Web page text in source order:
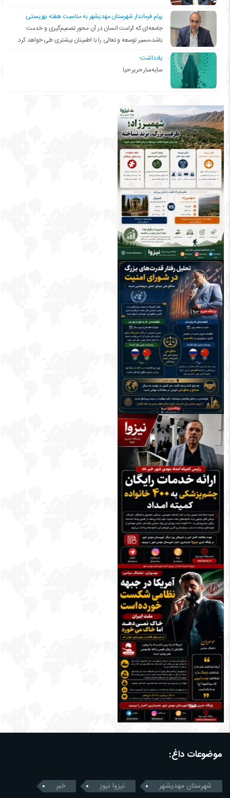
پیام فرماندار شهرستان مهدیشهر به مناسبت هفته بهزیستی:
جامعه‌ای که کرامت انسان در آن محور تصمیم‌گیری و خدمت
باشد،مسیر توسعه و تعالی را با اطمینان بیشتری طی خواهد کرد.
یادداشت؛
سایه‌سار حریر حیا
موضوعات داغ:
شهرستان مهدیشهر نیزوا نیوز خبر